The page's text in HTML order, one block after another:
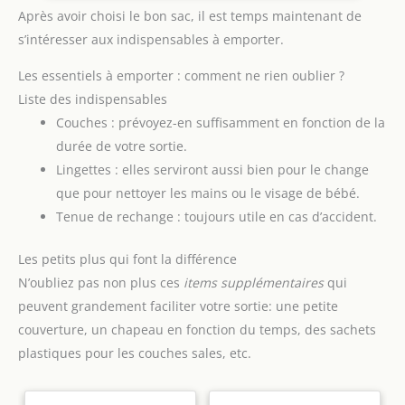
portage long. 【Élégant,
moderne et couleurs neutres,
qu’aux papas. Se porte en sac
cabine ou sac week-end. Un
humides et trois compartiments robustes pour bouteille
isotherme, ce sac vous permet de ranger les objets essentiels
pour votre bébé. Facile à transporter : le sac à langer pour
permet de transporter facilement le sac de bébé comme sac
à bandoulière, sac à bandoulière ou sac à main. Le design
pratique de la housse de bagage rend le voyage un jeu
d'enfant. Cadeau utile : ce sac à langer de luxe est un cadeau
excellent cadeau pour le bébé et un excellent cadeau pour
maman et papa. Si vous avez des problèmes lors de l'achat,
n'hésitez pas à nous contacter à tout moment. Notre service
client vous aidera et nous vous offrons un remboursement
complet ou un remplacement gratuit, selon ce que vous
préférez.
Après avoir choisi le bon sac, il est temps maintenant de
s’intéresser aux indispensables à emporter.
Les essentiels à emporter : comment ne rien oublier ?
Liste des indispensables
Couches : prévoyez-en suffisamment en fonction de la
durée de votre sortie.
Lingettes : elles serviront aussi bien pour le change
que pour nettoyer les mains ou le visage de bébé.
Tenue de rechange : toujours utile en cas d’accident.
Les petits plus qui font la différence
N’oubliez pas non plus ces items supplémentairesqui
peuvent grandement faciliter votre sortie: une petite
couverture, un chapeau en fonction du temps, des sachets
plastiques pour les couches sales, etc.